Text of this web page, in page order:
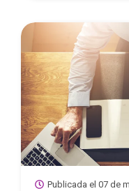
Publicada el 07 de